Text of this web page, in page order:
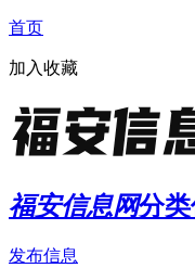
首页
加入收藏
福安信息网分
发布信息